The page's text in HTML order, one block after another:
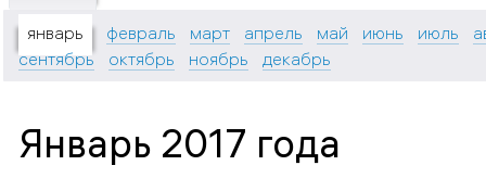
январь февраль март апрель май июнь июль
сентябрь
октябрь ноябрь декабрь
Январь 2017 года